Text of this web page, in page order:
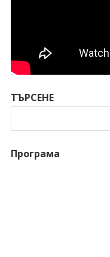
ТЪРСЕНЕ
Програма